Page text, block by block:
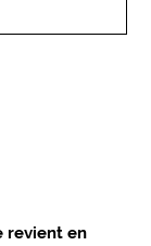
revient en